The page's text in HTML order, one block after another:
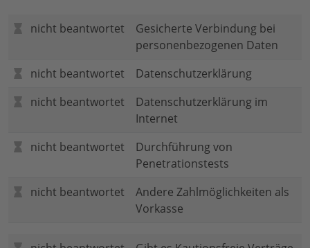
nicht beantwortet
Gesicherte Verbindung bei
personenbezogenen Daten
nicht beantwortet
Datenschutzerklärung
nicht beantwortet
Datenschutzerklärung im
Internet
nicht beantwortet
Durchführung von
Penetrationstests
nicht beantwortet
Andere Zahlmöglichkeiten als
Vorkasse